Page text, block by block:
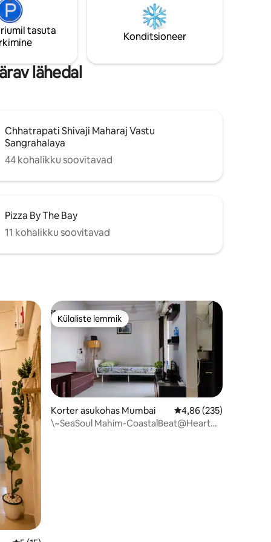
pikaajaliseks peatumiseks, peatumiseks,
tööreisiks, üksikreisijatele, turistidele ja
neile, kes otsivad Luxe 'i vaba aega🌟
tasuta
Konditsioneer
lähedal
Chhatrapati Shivaji Maharaj Vastu
Sangrahalaya
44 kohalikku soovitavad
Pizza By The Bay
11 kohalikku soovitavad
Külaliste lemmik
Külaliste lemmik
Korter asukohas Mumbai Keskmine hinnang
4,86 (235)
\~SeaSoul Mahim-CoastalBeat@Heart